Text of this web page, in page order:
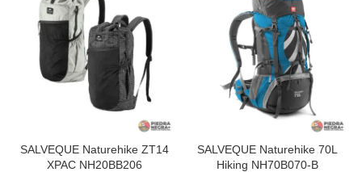
SALVEQUE Naturehike ZT14
XPAC NH20BB206
SALVEQUE Naturehike 70L
Hiking NH70B070-B